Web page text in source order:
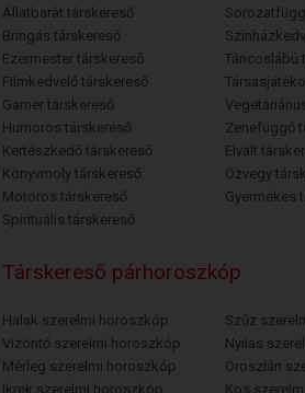
Állatbarát társkereső
Bringás társkereső
Ezermester társkereső
Filmkedvelő társkereső
Gamer társkereső
Humoros társkereső
Kertészkedő társkereső
Könyvmoly társkereső
Motoros társkereső
Spirituális társkereső
Táncoslábú
Zenefüggő
Elvált
Özvegy
Gyermekes
Társkereső párhoroszkóp
Halak szerelmi horoszkóp
Vízöntő szerelmi horoszkóp
Mérleg szerelmi horoszkóp
Ikrek szerelmi horoszkóp
Szűz
Nyilas
Oroszlán
Kos